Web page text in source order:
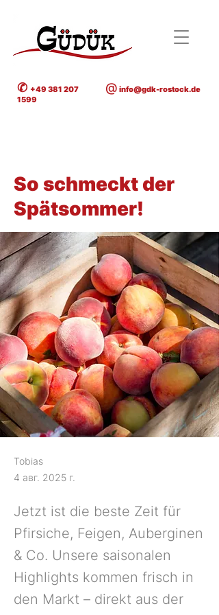
✆ +49 381 207
1599
@ info@gdk-rostock.de
So schmeckt der
Spätsommer!
Tobias
4 авг. 2025 г.
Jetzt ist die beste Zeit für
Pfirsiche, Feigen, Auberginen
& Co. Unsere saisonalen
Highlights kommen frisch in
den Markt – direkt aus der